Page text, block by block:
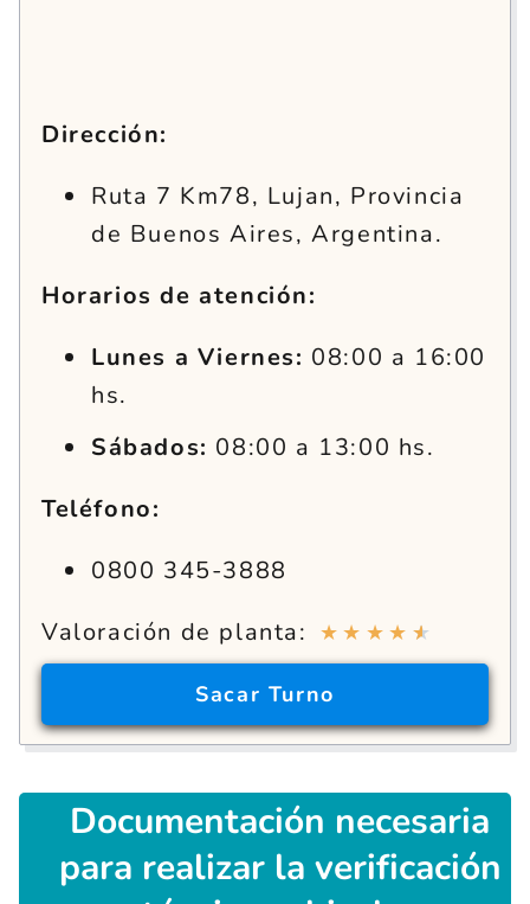
Dirección:
Ruta 7 Km78, Lujan, Provincia
de Buenos Aires, Argentina.
Horarios de atención:
Lunes a Viernes: 08:00 a 16:00
hs.
Sábados: 08:00 a 13:00 hs.
Teléfono:
0800 345-3888
Valoración de planta: ★ ★ ★ ★ ★
Sacar Turno
Documentación necesaria
para realizar la verificación